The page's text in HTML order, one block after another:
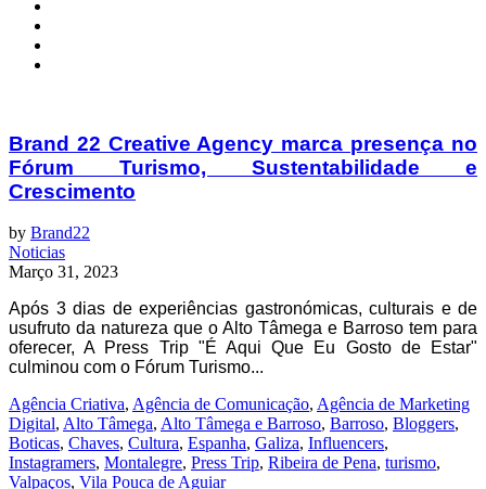
Brand 22 Creative Agency marca presença no
Fórum Turismo, Sustentabilidade e
Crescimento
by Brand22
Noticias
Março 31, 2023
Após 3 dias de experiências gastronómicas, culturais e de
usufruto da natureza que o Alto Tâmega e Barroso tem para
oferecer, A Press Trip "É Aqui Que Eu Gosto de Estar"
culminou com o Fórum Turismo...
Agência Criativa, Agência de Comunicação, Agência de Marketing
Digital, Alto Tâmega, Alto Tâmega e Barroso, Barroso, Bloggers,
Boticas, Chaves, Cultura, Espanha, Galiza, Influencers,
Instagramers, Montalegre, Press Trip, Ribeira de Pena, turismo,
Valpaços, Vila Pouca de Aguiar